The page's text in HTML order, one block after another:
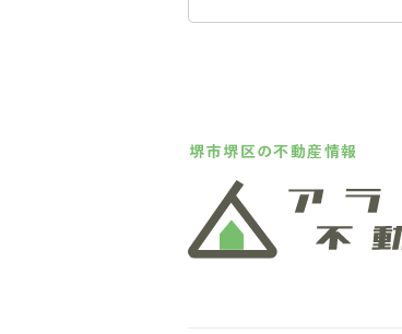
堺市堺区の不動産情報